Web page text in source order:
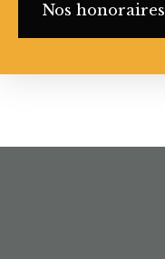
Nos honoraires